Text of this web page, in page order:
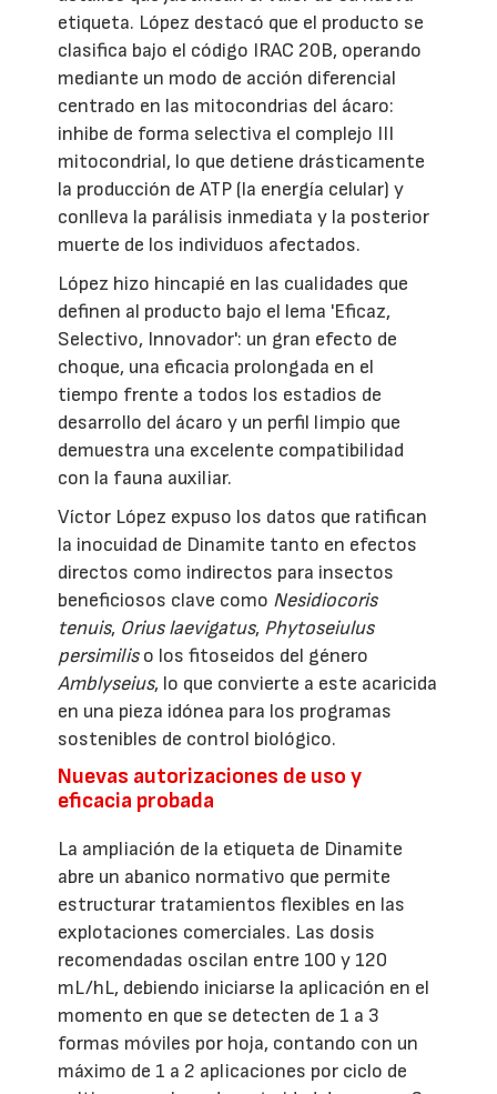
etiqueta. López destacó que el producto se
clasifica bajo el código IRAC 20B, operando
mediante un modo de acción diferencial
centrado en las mitocondrias del ácaro:
inhibe de forma selectiva el complejo III
mitocondrial, lo que detiene drásticamente
la producción de ATP (la energía celular) y
conlleva la parálisis inmediata y la posterior
muerte de los individuos afectados.
López hizo hincapié en las cualidades que
definen al producto bajo el lema 'Eficaz,
Selectivo, Innovador': un gran efecto de
choque, una eficacia prolongada en el
tiempo frente a todos los estadios de
desarrollo del ácaro y un perfil limpio que
demuestra una excelente compatibilidad
con la fauna auxiliar.
Víctor López expuso los datos que ratifican
la inocuidad de Dinamite tanto en efectos
directos como indirectos para insectos
beneficiosos clave como Nesidiocoris
tenuis, Orius laevigatus, Phytoseiulus
persimiliso los fitoseidos del género
Amblyseius, lo que convierte a este acaricida
en una pieza idónea para los programas
sostenibles de control biológico.
Nuevas autorizaciones de uso y
eficacia probada
La ampliación de la etiqueta de Dinamite
abre un abanico normativo que permite
estructurar tratamientos flexibles en las
explotaciones comerciales. Las dosis
recomendadas oscilan entre 100 y 120
mL/hL, debiendo iniciarse la aplicación en el
momento en que se detecten de 1 a 3
formas móviles por hoja, contando con un
máximo de 1 a 2 aplicaciones por ciclo de